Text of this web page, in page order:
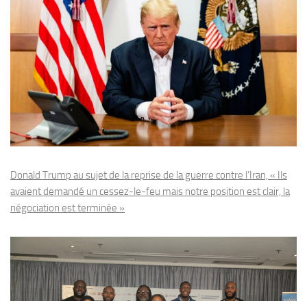
Donald Trump au sujet de la reprise de la guerre contre l’Iran, « Ils
avaient demandé un cessez-le-feu mais notre position est clair, la
négociation est terminée »